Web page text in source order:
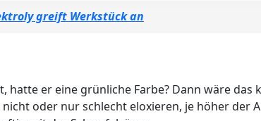
greift Werkstück an
hatte er eine grünliche Farbe? Dann wäre
oder nur schlecht eloxieren, je höher der